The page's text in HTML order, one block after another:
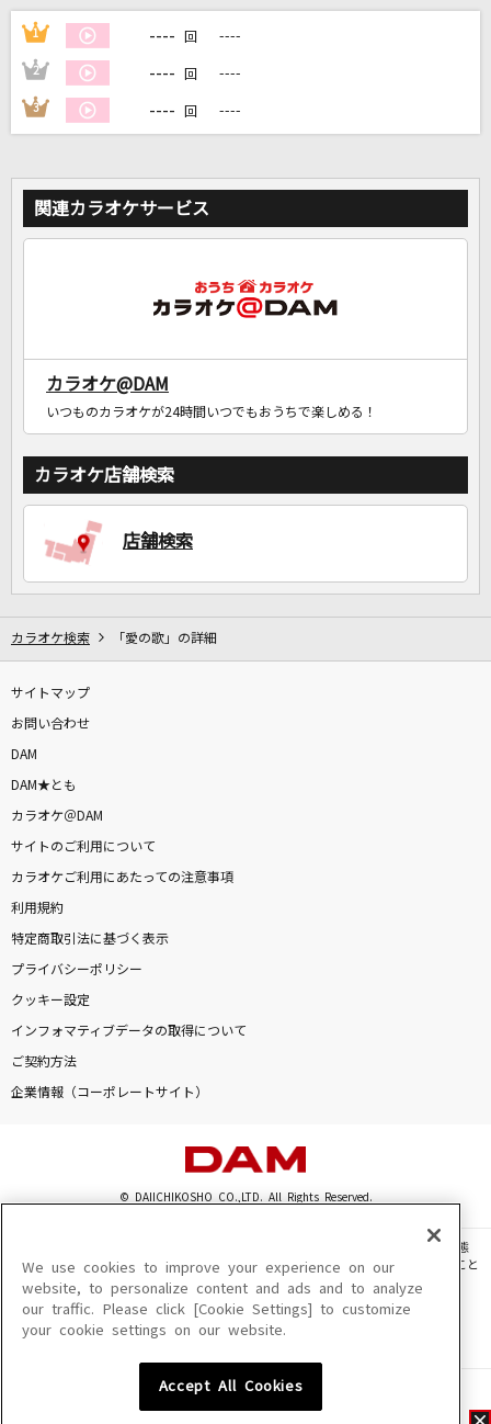
DAMに会員登録・ログインして
家族や友達と一緒に！練習にも！
1 ---- 回 ----
2 ---- 回 ----
3 ---- 回 ----
関連カラオケサービス
カラオケ@DAM
いつものカラオケが24時間いつでもおうちで楽しめる！
カラオケ店舗検索
店舗検索
カラオケ検索 「愛の歌」の詳細
サイトマップ
お問い合わせ
DAM
DAM★とも
カラオケ＠DAM
サイトのご利用について
カラオケご利用にあたっての注意事項
利用規約
特定商取引法に基づく表示
プライバシーポリシー
クッキー設定
インフォマティブデータの取得について
ご契約方法
企業情報（コーポレートサイト）
© DAIICHIKOSHO CO.,LTD. All Rights Reserved.
このサイトに掲載されている一切の文章・画像・写真・動画・音声等を、手段や形態
を問わず、著作権法の定める範囲を超えて無断で複製、転載、ファイル化などすること
を禁じます。
楽曲及びコンテンツは、機種によりご利用いただけない場合があります。
楽曲及びコンテンツの配信日、配信内容が変更になる場合があります。
We use cookies to improve your experience on our
website, to personalize content and ads and to analyze
our traffic. Please click [Cookie Settings] to customize
your cookie settings on our website.
Accept All Cookies